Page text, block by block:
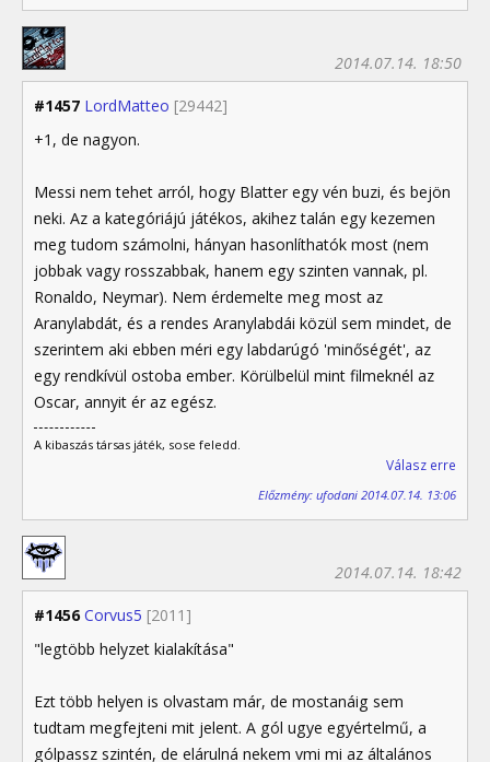
#1457 LordMatteo [29442]
2014.07.14. 18:50
+1, de nagyon.
Messi nem tehet arról, hogy Blatter egy vén buzi, és bejön
neki. Az a kategóriájú játékos, akihez talán egy kezemen
meg tudom számolni, hányan hasonlíthatók most (nem
jobbak vagy rosszabbak, hanem egy szinten vannak, pl.
Ronaldo, Neymar). Nem érdemelte meg most az
Aranylabdát, és a rendes Aranylabdái közül sem mindet, de
szerintem aki ebben méri egy labdarúgó 'minőségét', az
egy rendkívül ostoba ember. Körülbelül mint filmeknél az
Oscar, annyit ér az egész.
A kibaszás társas játék, sose feledd.
Válasz erre
Előzmény: ufodani 2014.07.14. 13:06
#1456 Corvus5 [2011]
2014.07.14. 18:42
"legtöbb helyzet kialakítása"
Ezt több helyen is olvastam már, de mostanáig sem
tudtam megfejteni mit jelent. A gól ugye egyértelmű, a
gólpassz szintén, de elárulná nekem vmi mi az általános